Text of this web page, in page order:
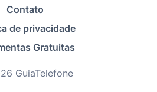
Contato
de privacidade
Gratuitas
GuiaTelefone